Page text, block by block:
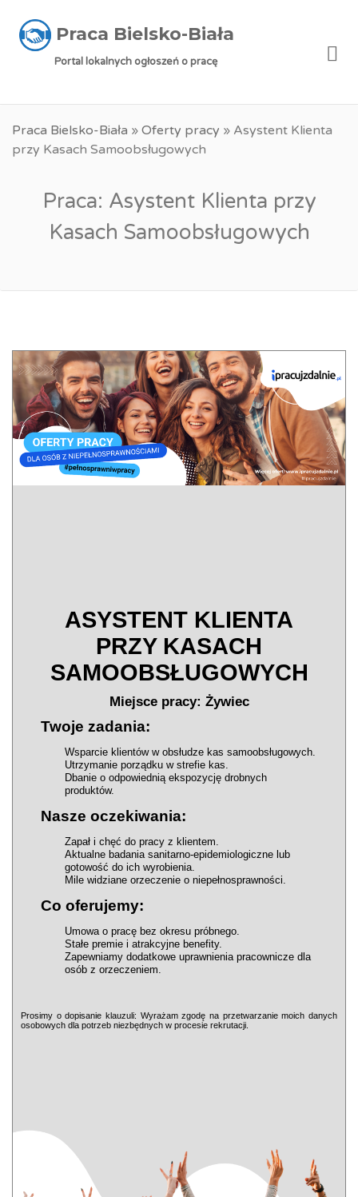
Praca Bielsko-Biała
Portal lokalnych ogłoszeń o pracę
Praca Bielsko-Biała » Oferty pracy » Asystent Klienta
przy Kasach Samoobsługowych
Praca: Asystent Klienta przy
Kasach Samoobsługowych
ASYSTENT KLIENTA
PRZY KASACH
SAMOOBSŁUGOWYCH
Miejsce pracy: Żywiec
Twoje zadania:
Wsparcie klientów w obsłudze kas samoobsługowych.
Utrzymanie porządku w strefie kas.
Dbanie o odpowiednią ekspozycję drobnych
produktów.
Nasze oczekiwania:
Zapał i chęć do pracy z klientem.
Aktualne badania sanitarno-epidemiologiczne lub
gotowość do ich wyrobienia.
Mile widziane orzeczenie o niepełnosprawności.
Co oferujemy:
Umowa o pracę bez okresu próbnego.
Stałe premie i atrakcyjne benefity.
Zapewniamy dodatkowe uprawnienia pracownicze dla
osób z orzeczeniem.
Prosimy o dopisanie klauzuli: Wyrażam zgodę na przetwarzanie moich danych
osobowych dla potrzeb niezbędnych w procesie rekrutacji.